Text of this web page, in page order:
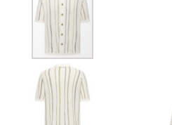
der
Bildergalerie
springen